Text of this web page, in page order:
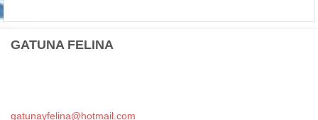
GATUNA FELINA
gatunayfelina@hotmail.com